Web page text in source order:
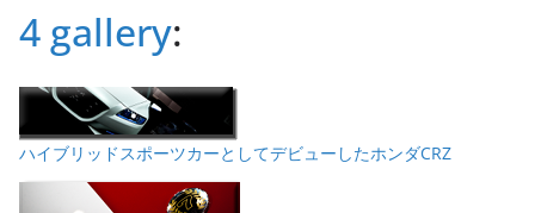
4 gallery:
ハイブリッドスポーツカーとしてデビューしたホンダCRZ